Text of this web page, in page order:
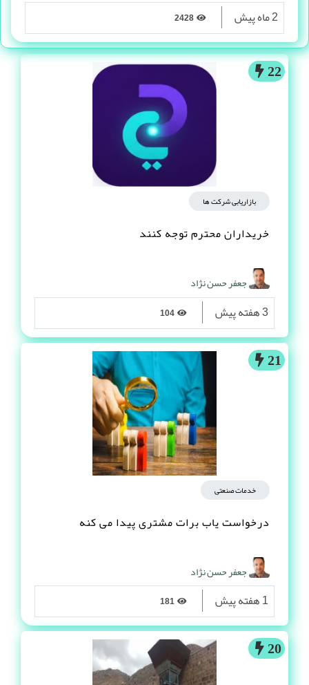
22
بازاریابی شرکت ها
خریداران محترم توجه کنند
جعفر حسن نژاد
3 هفته پیش
21
خدمات صنعتی
درخواست یاب برات مشتری پیدا می کنه
جعفر حسن نژاد
1 هفته پیش
20
2 ماه پیش